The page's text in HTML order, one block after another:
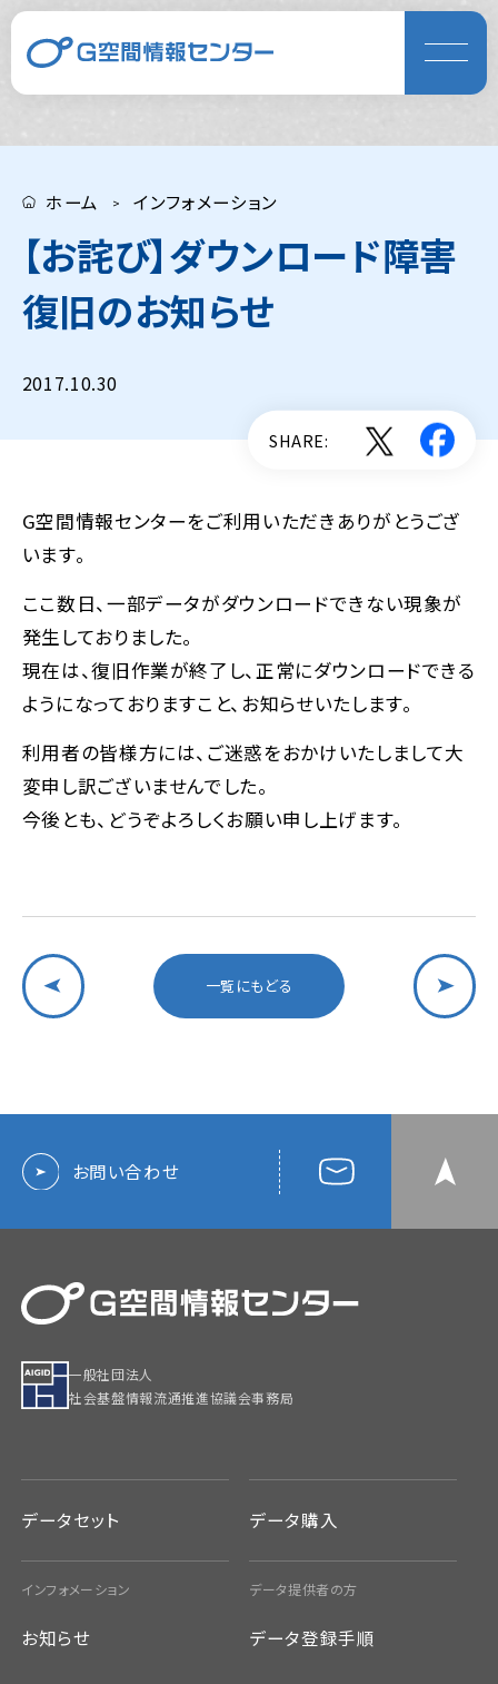
ホーム インフォメーション
【お詫び】ダウンロード障害
復旧のお知らせ
2017.10.30
SHARE:
G空間情報センターをご利用いただきありがとうござ
います。
ここ数日、一部データがダウンロードできない現象が
発生しておりました。
現在は、復旧作業が終了し、正常にダウンロードできる
ようになっておりますこと、お知らせいたします。
利用者の皆様方には、ご迷惑をおかけいたしまして大
変申し訳ございませんでした。
今後とも、どうぞよろしくお願い申し上げます。
一覧にもどる
お問い合わせ
一般社団法人
社会基盤情報流通推進協議会事務局
データセット
インフォメーション
お知らせ
データ購入
データ提供者の方
データ登録手順